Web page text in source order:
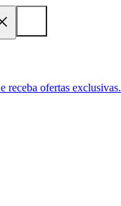
receba ofertas exclusivas.